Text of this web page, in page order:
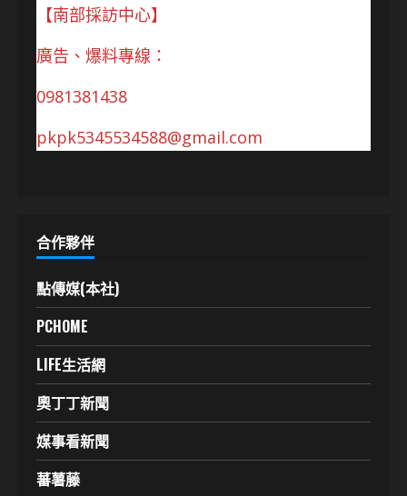
【南部採訪中心】
廣告、爆料專線：
0981381438
pkpk5345534588@gmail.com
合作夥伴
點傳媒(本社)
PCHOME
LIFE生活網
奧丁丁新聞
媒事看新聞
蕃薯藤